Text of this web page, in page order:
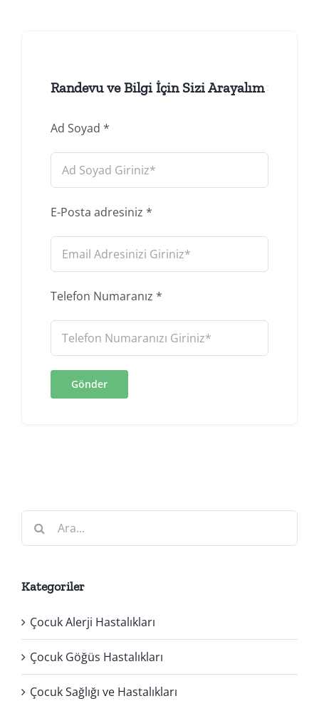
Randevu ve Bilgi İçin Sizi Arayalım
Ad Soyad *
E-Posta adresiniz *
Telefon Numaranız *
Kategoriler
Çocuk Alerji Hastalıkları
Çocuk Göğüs Hastalıkları
Çocuk Sağlığı ve Hastalıkları